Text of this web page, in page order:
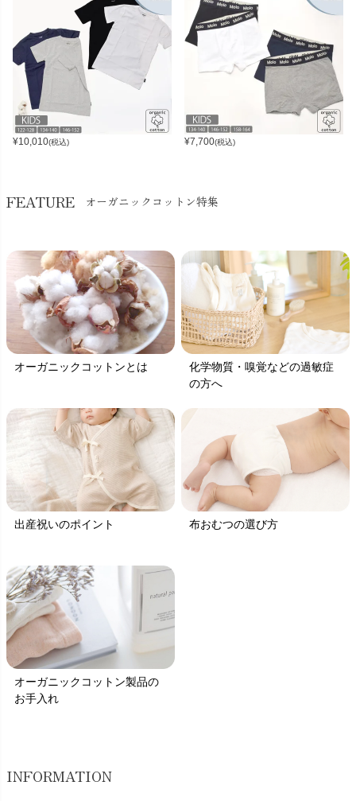
¥10,010(税込) ¥7,700(税込)
FEATURE オーガニックコットン特集
オーガニックコットンとは
化学物質・嗅覚などの過敏症
の方へ
出産祝いのポイント 布おむつの選び方
オーガニックコットン製品の
お手入れ
INFORMATION